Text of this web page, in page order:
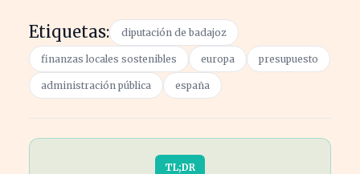
Etiquetas: diputación de badajoz
finanzas locales sostenibles europa presupuesto
administración pública españa
TL;DR